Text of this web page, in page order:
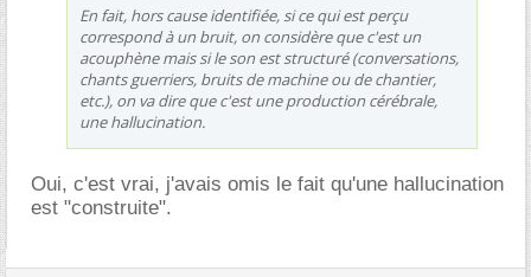
En fait, hors cause identifiée, si ce qui est perçu
correspond à un bruit, on considère que c'est un
acouphène mais si le son est structuré (conversations,
chants guerriers, bruits de machine ou de chantier,
etc.), on va dire que c'est une production cérébrale,
une hallucination.
Oui, c'est vrai, j'avais omis le fait qu'une hallucination
est "construite".